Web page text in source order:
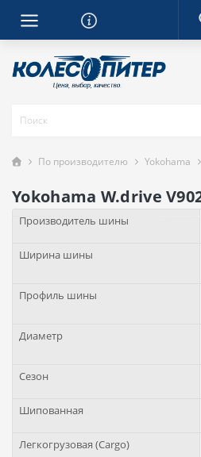
По производителю Yokohama
Yokohama W.drive
Производитель шины
Ширина шины
Профиль шины
Диаметр
Сезон
Шипованная
Легкогрузовая (Cargo)